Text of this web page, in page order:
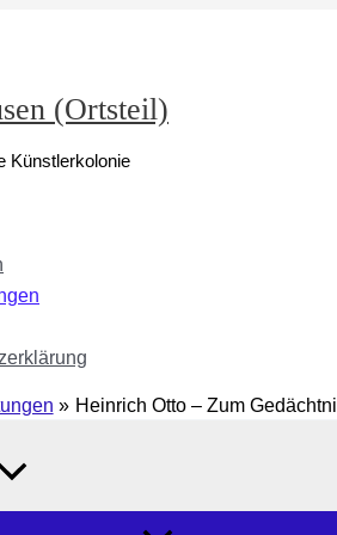
(Ortsteil)
Künstlerkolonie
Heinrich Otto – Zum